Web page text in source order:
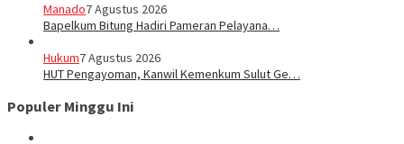
Manado7 Agustus 2026
‎Bapelkum Bitung Hadiri Pameran Pelayana…
Hukum7 Agustus 2026
HUT Pengayoman, Kanwil Kemenkum Sulut Ge…
Populer Minggu Ini